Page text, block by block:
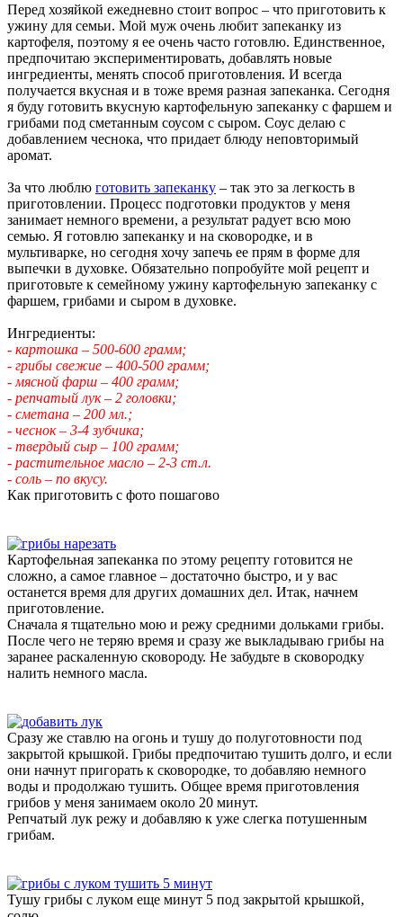
Перед хозяйкой ежедневно стоит вопрос – что приготовить к
ужину для семьи. Мой муж очень любит запеканку из
картофеля, поэтому я ее очень часто готовлю. Единственное,
предпочитаю экспериментировать, добавлять новые
ингредиенты, менять способ приготовления. И всегда
получается вкусная и в тоже время разная запеканка. Сегодня
я буду готовить вкусную картофельную запеканку с фаршем и
грибами под сметанным соусом с сыром. Соус делаю с
добавлением чеснока, что придает блюду неповторимый
аромат.
За что люблю готовить запеканку – так это за легкость в
приготовлении. Процесс подготовки продуктов у меня
занимает немного времени, а результат радует всю мою
семью. Я готовлю запеканку и на сковородке, и в
мультиварке, но сегодня хочу запечь ее прям в форме для
выпечки в духовке. Обязательно попробуйте мой рецепт и
приготовьте к семейному ужину картофельную запеканку с
фаршем, грибами и сыром в духовке.
Ингредиенты:
- картошка – 500-600 грамм;
- грибы свежие – 400-500 грамм;
- мясной фарш – 400 грамм;
- репчатый лук – 2 головки;
- сметана – 200 мл.;
- чеснок – 3-4 зубчика;
- твердый сыр – 100 грамм;
- растительное масло – 2-3 ст.л.
- соль – по вкусу.
Как приготовить с фото пошагово
Картофельная запеканка по этому рецепту готовится не
сложно, а самое главное – достаточно быстро, и у вас
останется время для других домашних дел. Итак, начнем
приготовление.
Сначала я тщательно мою и режу средними дольками грибы.
После чего не теряю время и сразу же выкладываю грибы на
заранее раскаленную сковороду. Не забудьте в сковородку
налить немного масла.
Сразу же ставлю на огонь и тушу до полуготовности под
закрытой крышкой. Грибы предпочитаю тушить долго, и если
они начнут пригорать к сковородке, то добавляю немного
воды и продолжаю тушить. Общее время приготовления
грибов у меня занимаем около 20 минут.
Репчатый лук режу и добавляю к уже слегка потушенным
грибам.
Тушу грибы с луком еще минут 5 под закрытой крышкой,